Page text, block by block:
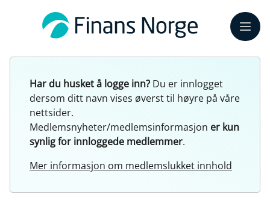
Meny
Har du husket å logge inn? Du er innlogget
dersom ditt navn vises øverst til høyre på våre
nettsider.
Medlemsnyheter/medlemsinformasjon er kun
synlig for innloggede medlemmer.
Mer informasjon om medlemslukket innhold